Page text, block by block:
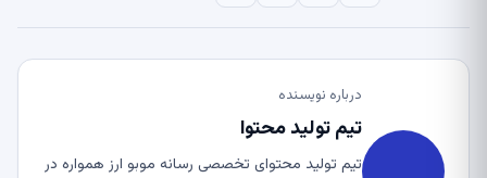
درباره نویسنده
تیم تولید محتوا
تیم تولید محتوای تخصصی رسانه موبو ارز همواره در